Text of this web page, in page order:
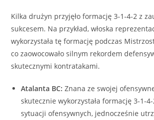
Kilka drużyn przyjęło formację 3-1-4-2 z
sukcesem. Na przykład, włoska
wykorzystała tę formację podczas
co zaowocowało silnym rekordem
skutecznymi kontratakami.
Atalanta BC: Znana ze swojej
skutecznie wykorzystała formację 3-1-
sytuacji ofensywnych, jednocześnie